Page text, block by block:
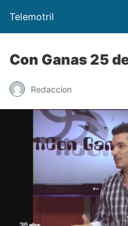
Telemotril
Con Ganas 25
Redaccion